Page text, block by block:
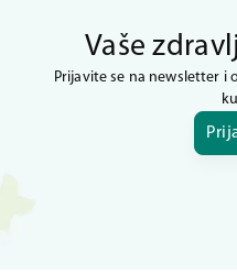
Vaše
Prijavite se na newsletter i